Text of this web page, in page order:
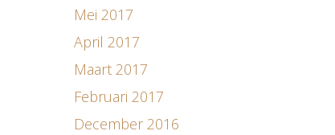
Mei 2017
April 2017
Maart 2017
Februari 2017
December 2016